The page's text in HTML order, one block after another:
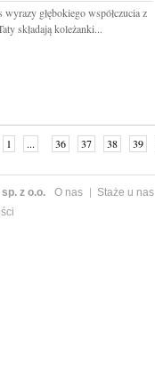
wyrazy głębokiego współczucia z
składają koleżanki...
1 ... 36 37 38 39
z o.o. O nas Staże u nas